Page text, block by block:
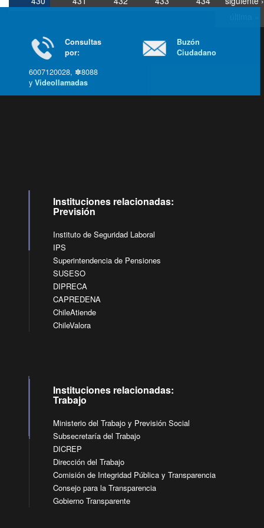
Consultas
por:
6007120028, ✽8088
yVideollamadas
Buzón
Ciudadano
Instituciones relacionadas:
Previsión
Instituto de Seguridad Laboral
IPS
Superintendencia de Pensiones
SUSESO
DIPRECA
CAPREDENA
ChileAtiende
ChileValora
Instituciones relacionadas:
Trabajo
Ministerio del Trabajo y Previsión Social
Subsecretaría del Trabajo
DICREP
Dirección del Trabajo
Comisión de Integridad Pública y Transparencia
Consejo para la Transparencia
Gobierno Transparente